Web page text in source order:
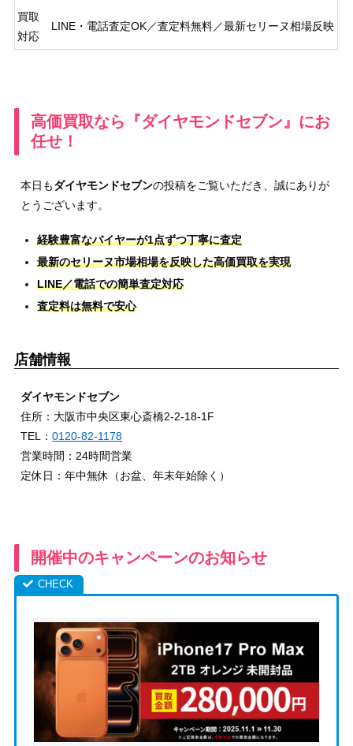
買取
対応
LINE・電話査定OK／査定料無料／最新セリーヌ相場反映
高価買取なら『ダイヤモンドセブン』にお
任せ！
本日もダイヤモンドセブンの投稿をご覧いただき、誠にありが
とうございます。
経験豊富なバイヤーが1点ずつ丁寧に査定
最新のセリーヌ市場相場を反映した高価買取を実現
LINE／電話での簡単査定対応
査定料は無料で安心
店舗情報
ダイヤモンドセブン
住所：大阪市中央区東心斎橋2-2-18-1F
TEL：0120-82-1178
営業時間：24時間営業
定休日：年中無休（お盆、年末年始除く）
開催中のキャンペーンのお知らせ